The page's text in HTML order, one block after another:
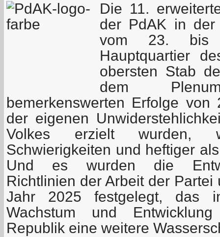
Die 11.
der PdAK in der
vom 23. bis
Hauptquartier
obersten Stab
dem
bemerkenswerten Erfolge
der eigenen
Volkes erzielt wurden,
Schwierigkeiten und heftiger
Und es wurden die
Richtlinien der Arbeit der
Jahr 2025 festgelegt, das
Wachstum und
Republik eine weitere